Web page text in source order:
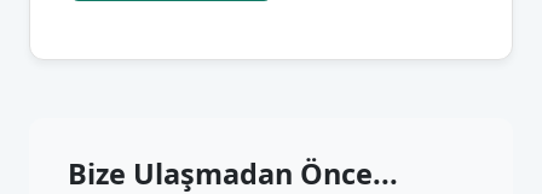
Bize Ulaşmadan Önce...